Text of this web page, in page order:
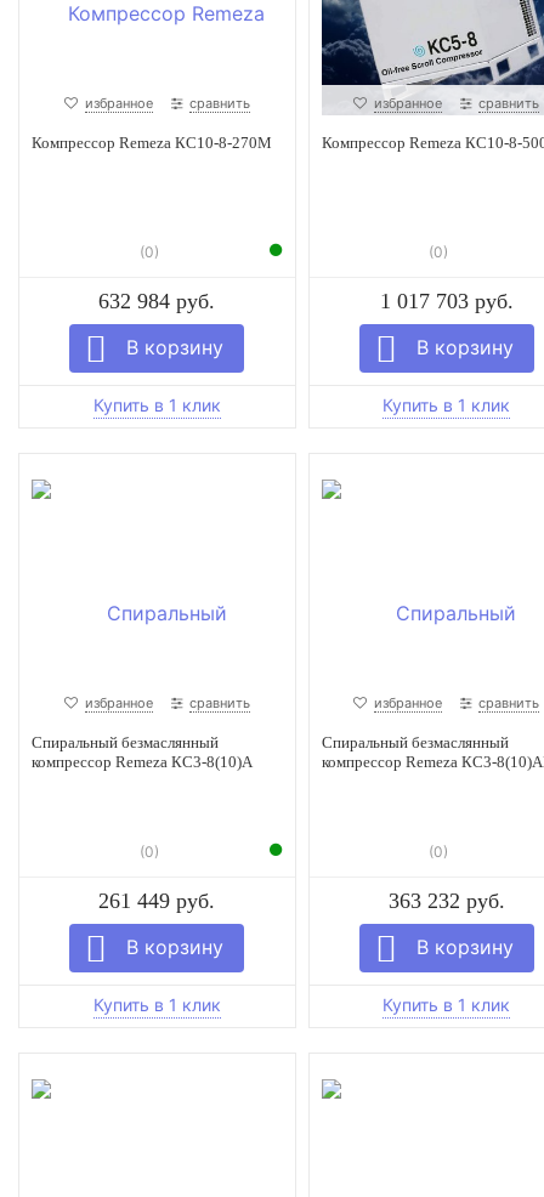
избранное сравнить
Компрессор Remeza КС10-8-270М
(0)
632 984 руб.
избранное сравнить
Компрессор Remeza КС10-8-
(0)
1 017 703 руб.
избранное сравнить
Спиральный безмаслянный
компрессор Remeza КС3-8(10)А
(0)
261 449 руб.
избранное сравнить
Спиральный безмаслянный
компрессор Remeza КС3-
(0)
363 232 руб.